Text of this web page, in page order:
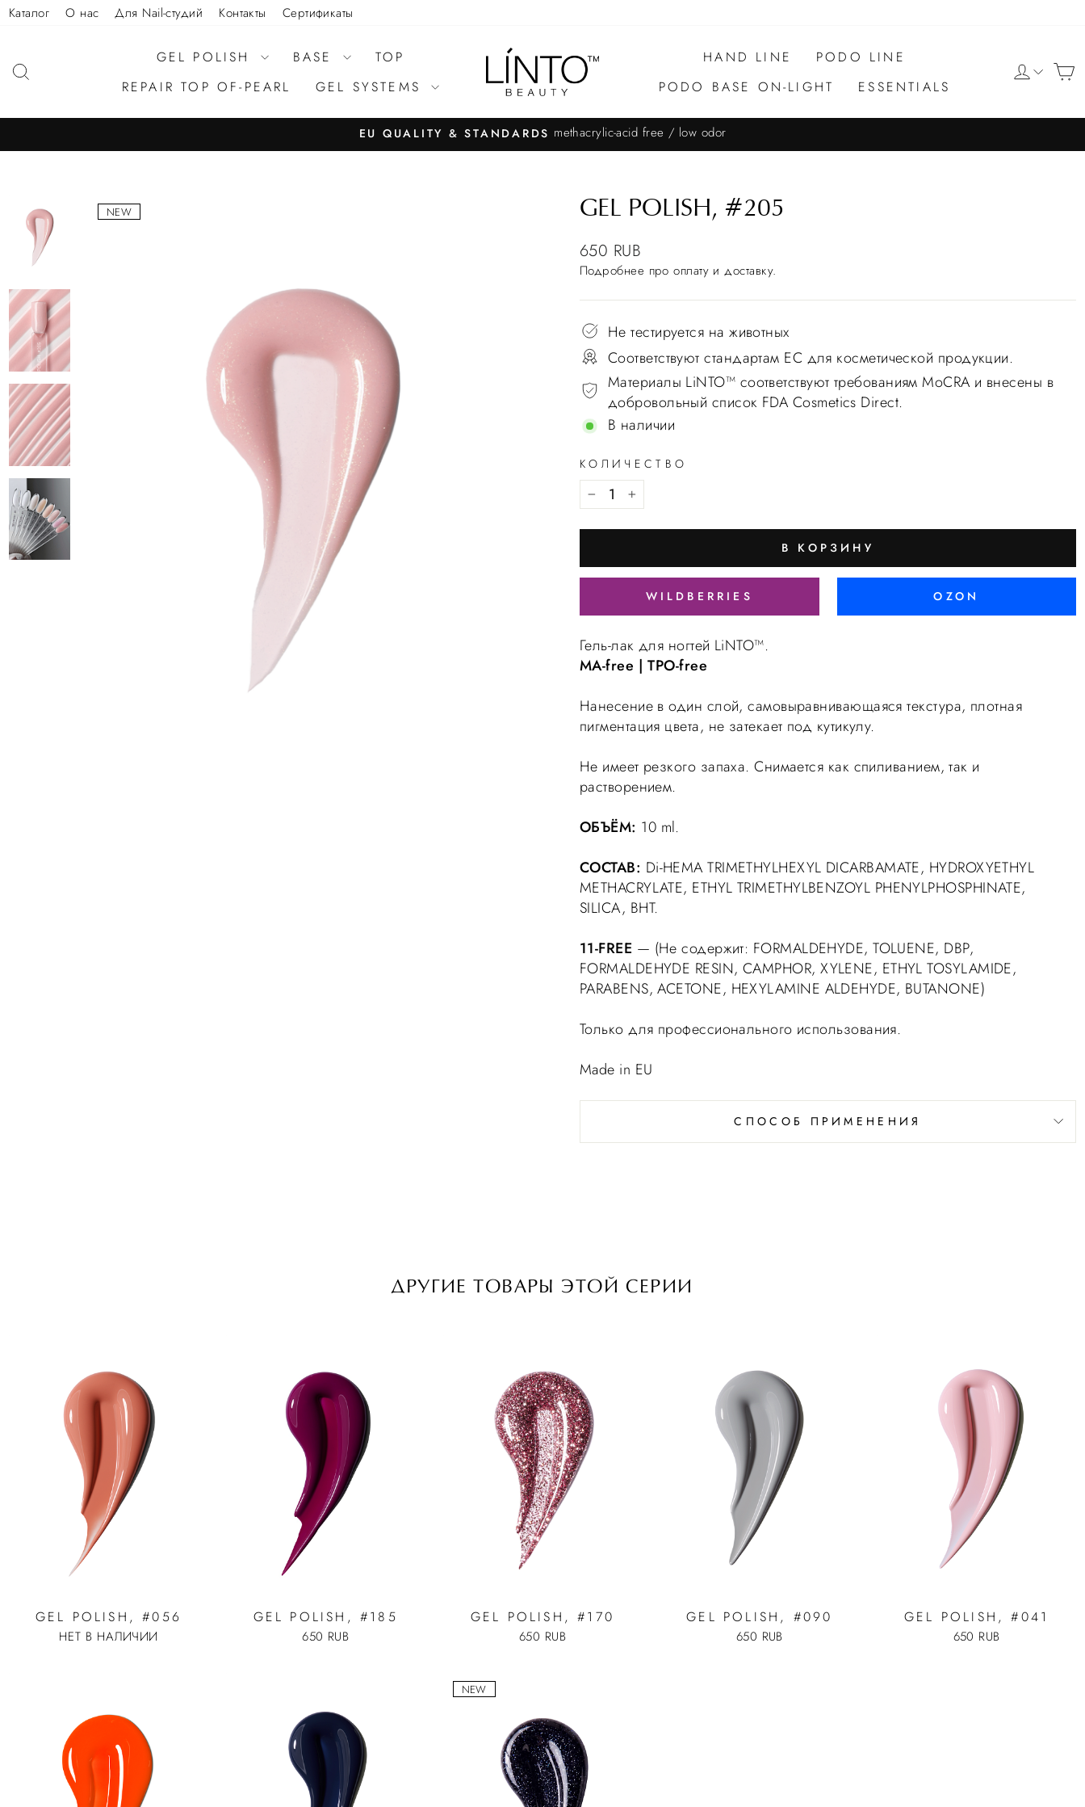
Каталог О нас Для Nail-студий Контакты Сертификаты
GEL POLISH BASE
TOP
REPAIR TOP OF-PEARL
GEL SYSTEMS
HAND LINE
PODO LINE
PODO BASE ON-LIGHT
ESSENTIALS
EU QUALITY & STANDARDS methacrylic-acid free / low odor
NEW GEL POLISH, #205
650 RUB
Подробнее про оплату и доставку.
Не тестируется на животных
Соответствуют стандартам ЕС для косметической продукции.
Материалы LiNTO™ соответствуют требованиям MoCRA и внесены в
добровольный список FDA Cosmetics Direct.
В наличии
КОЛИЧЕСТВО
В КОРЗИНУ
WILDBERRIES OZON
Гель-лак для ногтей LiNTO™.
MA-free | TPO-free
Нанесение в один слой, самовыравнивающаяся текстура, плотная
пигментация цвета, не затекает под кутикулу.
Не имеет резкого запаха. Снимается как спиливанием, так и
растворением.
ОБЪЁМ: 10 ml.
СОСТАВ: Di-HEMA TRIMETHYLHEXYL DICARBAMATE, HYDROXYETHYL
METHACRYLATE, ETHYL TRIMETHYLBENZOYL PHENYLPHOSPHINATE,
SILICA, BHT.
11-FREE — (Не содержит: FORMALDEHYDE, TOLUENE, DBP,
FORMALDEHYDE RESIN, CAMPHOR, XYLENE, ETHYL TOSYLAMIDE,
PARABENS, ACETONE, HEXYLAMINE ALDEHYDE, BUTANONE)
Только для профессионального использования.
Made in EU
СПОСОБ ПРИМЕНЕНИЯ
ДРУГИЕ ТОВАРЫ ЭТОЙ СЕРИИ
GEL POLISH, #056
НЕТ В НАЛИЧИИ
GEL POLISH, #185
650 RUB
GEL POLISH, #170
650 RUB
GEL POLISH, #090
650 RUB
GEL POLISH, #041
650 RUB
NEW